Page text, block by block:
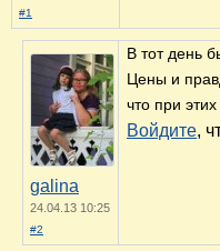
#1
galina
24.04.13 10:25
#2
В тот день
Цены и
что при
Войдите,